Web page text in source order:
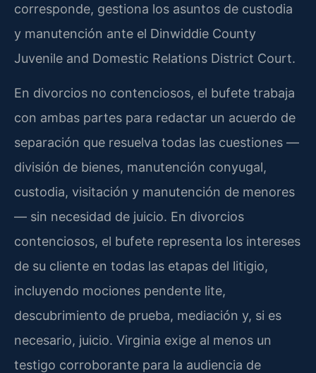
corresponde, gestiona los asuntos de custodia
y manutención ante el Dinwiddie County
Juvenile and Domestic Relations District Court.
En divorcios no contenciosos, el bufete trabaja
con ambas partes para redactar un acuerdo de
separación que resuelva todas las cuestiones —
división de bienes, manutención conyugal,
custodia, visitación y manutención de menores
— sin necesidad de juicio. En divorcios
contenciosos, el bufete representa los intereses
de su cliente en todas las etapas del litigio,
incluyendo mociones pendente lite,
descubrimiento de prueba, mediación y, si es
necesario, juicio. Virginia exige al menos un
testigo corroborante para la audiencia de